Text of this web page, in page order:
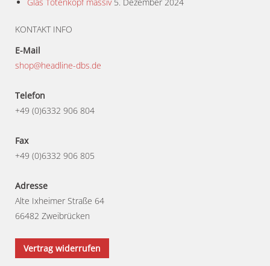
KONTAKT INFO
E-Mail
shop@headline-dbs.de
Telefon
+49 (0)6332 906 804
Fax
+49 (0)6332 906 805
Adresse
Alte Ixheimer Straße 64
66482 Zweibrücken
Vertrag widerrufen